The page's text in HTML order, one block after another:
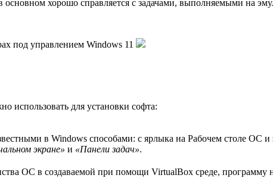
хорошо справляется с задачами, выполняемыми на
под управлением Windows 11
использовать для установки софта:
в Windows способами: с ярлыка на Рабочем столе ОС
экране» и «Панели задач».
ОС в создаваемой при помощи VirtualBox среде, программу